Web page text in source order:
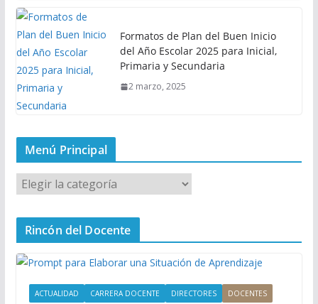
Formatos de Plan del Buen Inicio
del Año Escolar 2025 para Inicial,
Primaria y Secundaria
2 marzo, 2025
Menú Principal
M
e
n
P
Rincón del Docente
ACTUALIDAD CARRERA DOCENTE DIRECTORES DOCENTES